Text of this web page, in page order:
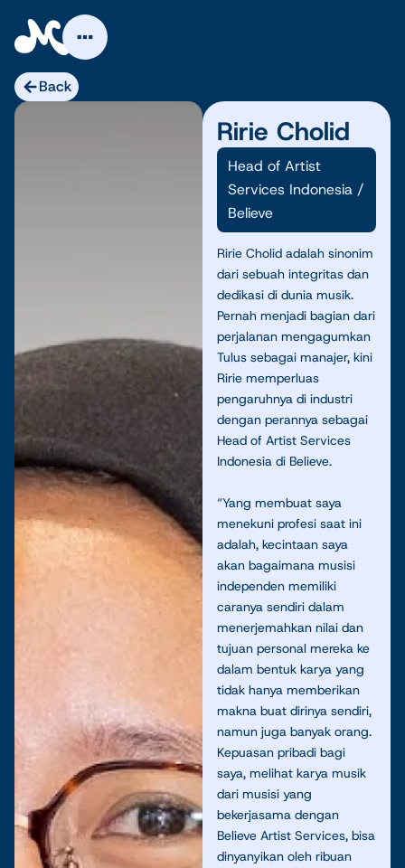
content
Back
Ririe Cholid
Head of Artist
Services Indonesia /
Believe
Ririe Cholid adalah sinonim
dari sebuah integritas dan
dedikasi di dunia musik.
Pernah menjadi bagian dari
perjalanan mengagumkan
Tulus sebagai manajer, kini
Ririe memperluas
pengaruhnya di industri
dengan perannya sebagai
Head of Artist Services
Indonesia di Believe.
“Yang membuat saya
menekuni profesi saat ini
adalah, kecintaan saya
akan bagaimana musisi
independen memiliki
caranya sendiri dalam
menerjemahkan nilai dan
tujuan personal mereka ke
dalam bentuk karya yang
tidak hanya memberikan
makna buat dirinya sendiri,
namun juga banyak orang.
Kepuasan pribadi bagi
saya, melihat karya musik
dari musisi yang
bekerjasama dengan
Believe Artist Services, bisa
dinyanyikan oleh ribuan